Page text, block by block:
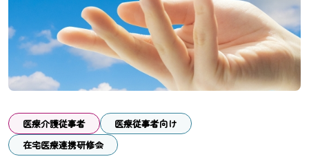
医療介護従事者
医療従事者向け
在宅医療連携研修会